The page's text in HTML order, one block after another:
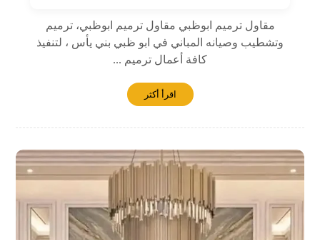
مقاول ترميم ابوظبي مقاول ترميم ابوظبي، ترميم
وتشطيب وصيانه المباني في ابو ظبي بني يأس ، لتنفيذ
كافة أعمال ترميم ...
اقرأ أكثر